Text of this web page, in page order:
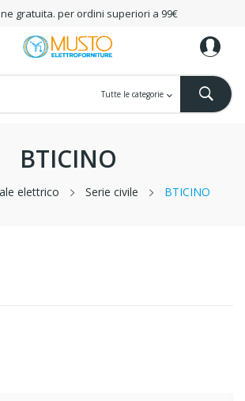
gratuita. per ordini superiori a 99€
BTICINO
elettrico Serie civile BTICINO